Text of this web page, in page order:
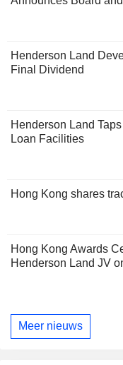
Henderson Land
Final Dividend
Henderson Land
Loan Facilities
Hong Kong shares
Hong Kong Awards
Henderson Land JV
Meer nieuws